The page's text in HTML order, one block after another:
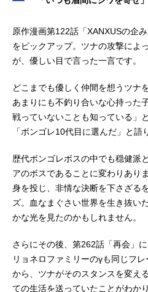
原作漫画第122話「XANXUSの企
をピックアップ。ツナの攻撃によ
が、優しい目で言った一言です。
どこまでも優しく仲間を想うツナ
あまりにも不釣り合いな心持った
戦っていないことも知っている」
「ボンゴレ10代目に選んだ」と語
歴代ボンゴレボスの中でも穏健派
アのボスであることに変わりあり
身を投じ、非情な決断を下さざる
ズ。血なまぐさい世界を生き抜い
かな光を見たのかもしれません。
さらにその後、第262話「再会」
リョネロファミリーのγも同じフ
から、ツナがそのスタンスを変え
ての生活を送っていたことがわか